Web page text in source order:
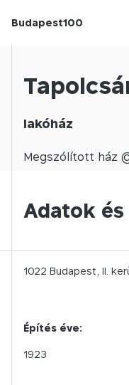
Budapest100
lakóház
Megszólított ház
Adatok és
1022 Budapest, II.
Építés éve:
1923